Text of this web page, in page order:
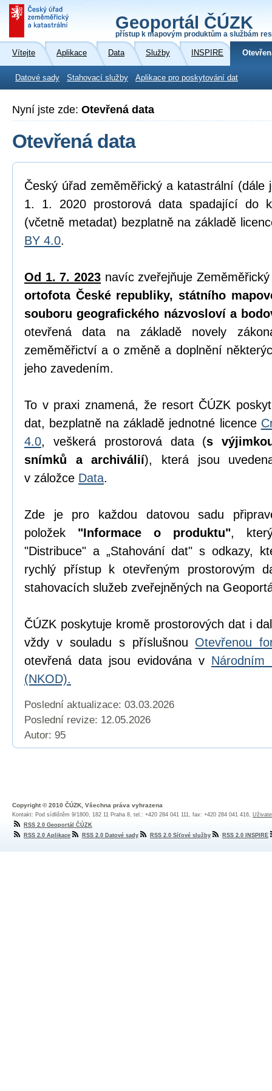
Geoportál ČÚZK
přístup k mapovým produktům a službám
Vítejte Aplikace Data Služby INSPIRE
Datové sady Stahovací služby Aplikace pro poskytování dat
Nyní jste zde: Otevřená data
Otevřená data
Český úřad zeměměřický a katastrální (dále
1. 1. 2020 prostorová data spadající do
(včetně metadat) bezplatně na základě
BY 4.0.
Od 1. 7. 2023 navíc zveřejňuje
ortofota České republiky, státního
souboru geografického názvosloví a
otevřená data na základě novely
zeměměřictví a o změně a doplnění
jeho zavedením.
To v praxi znamená, že resort ČÚZK
dat, bezplatně na základě jednotné licence
4.0, veškerá prostorová data (s
snímků a archiválií), která jsou
v záložce Data.
Zde je pro každou datovou sadu
položek "Informace o produktu",
"Distribuce" a „Stahování dat" s odkazy,
rychlý přístup k otevřeným prostorovým
stahovacích služeb zveřejněných na
ČÚZK poskytuje kromě prostorových dat i
vždy v souladu s příslušnou Otevřenou
otevřená data jsou evidována v Národním
(NKOD).
Poslední aktualizace: 03.03.2026
Poslední revize: 12.05.2026
Autor: 95
Copyright © 2010 ČÚZK, Všechna práva vyhrazena
Kontakt: Pod sídlištěm 9/1800, 182 11 Praha 8, tel.: +420 284 041 111, fax: +420 284 041 416,
RSS 2.0 Geoportál ČÚZK
RSS 2.0 Aplikace
RSS 2.0 Datové sady RSS 2.0 Síťové služby RSS 2.0 INSPIRE